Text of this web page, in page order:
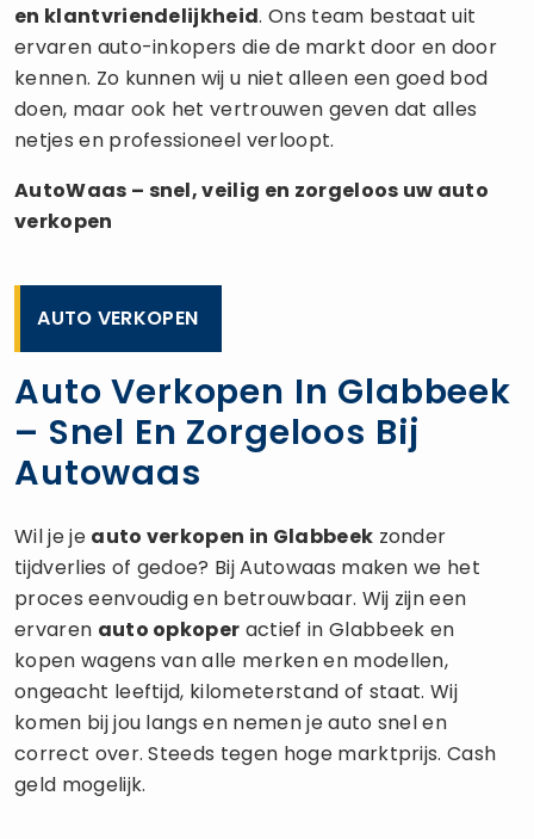
en klantvriendelijkheid. Ons team bestaat uit
ervaren auto-inkopers die de markt door en door
kennen. Zo kunnen wij u niet alleen een goed bod
doen, maar ook het vertrouwen geven dat alles
netjes en professioneel verloopt.
AutoWaas – snel, veilig en zorgeloos uw auto
verkopen
AUTO VERKOPEN
Auto Verkopen In Glabbeek
– Snel En Zorgeloos Bij
Autowaas
Wil je je auto verkopen in Glabbeek zonder
tijdverlies of gedoe? Bij Autowaas maken we het
proces eenvoudig en betrouwbaar. Wij zijn een
ervaren auto opkoper actief in Glabbeek en
kopen wagens van alle merken en modellen,
ongeacht leeftijd, kilometerstand of staat. Wij
komen bij jou langs en nemen je auto snel en
correct over. Steeds tegen hoge marktprijs. Cash
geld mogelijk.